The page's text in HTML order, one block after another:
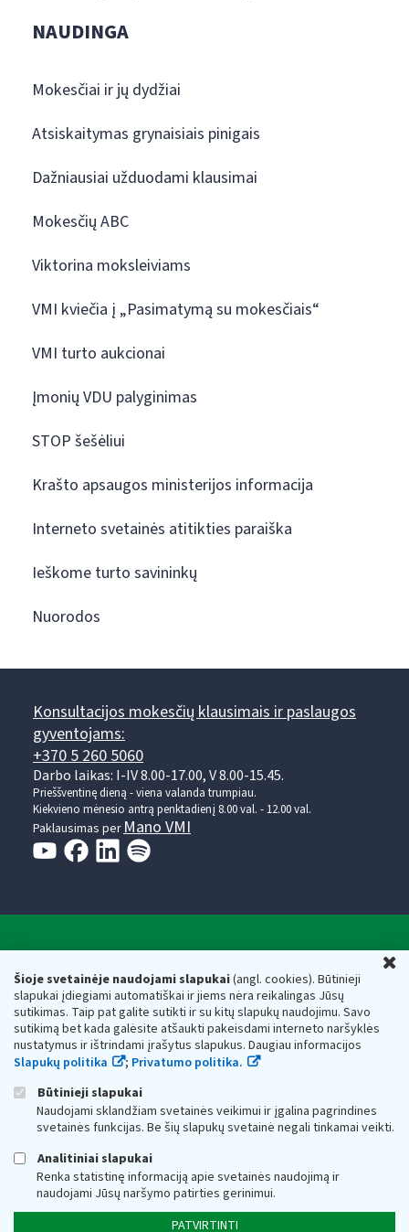
Šioje svetainėje naudojami slapukai(angl. cookies). Būtinieji
slapukai įdiegiami automatiškai ir jiems nėra reikalingas Jūsų
sutikimas. Taip pat galite sutikti ir su kitų slapukų naudojimu. Savo
sutikimą bet kada galėsite atšaukti pakeisdami interneto naršyklės
nustatymus ir ištrindami įrašytus slapukus. Daugiau informacijos
Slapukų politika
; Privatumo politika.
Būtinieji slapukai
Naudojami sklandžiam svetainės veikimui ir įgalina pagrindines
svetainės funkcijas. Be šių slapukų svetainė negali tinkamai veikti.
Analitiniai slapukai
Renka statistinę informaciją apie svetainės naudojimą ir
naudojami Jūsų naršymo patirties gerinimui.
PATVIRTINTI
NAUDINGA
Mokesčiai ir jų dydžiai
Atsiskaitymas grynaisiais pinigais
Dažniausiai užduodami klausimai
Mokesčių ABC
Viktorina moksleiviams
VMI kviečia į „Pasimatymą su mokesčiais“
VMI turto aukcionai
Įmonių VDU palyginimas
STOP šešėliui
Krašto apsaugos ministerijos informacija
Interneto svetainės atitikties paraiška
Ieškome turto savininkų
Nuorodos
Konsultacijos mokesčių klausimais ir paslaugos
gyventojams:
+370 5 260 5060
Darbo laikas: I-IV 8.00-17.00, V 8.00-15.45.
Prieššventinę dieną - viena valanda trumpiau.
Kiekvieno mėnesio antrą penktadienį 8.00 val. - 12.00 val.
Paklausimas per Mano VMI
Respublikos finansų ministerijos
Biudžetinė įstaiga. Juridinio asmens kodas — 188659752,
adresas: Vasario 16-osios g. 14, 01107 Vilnius, Lietuva, el.paštas:
vmi@vmi.lt, E. pristatymo dėžutės adresas 188659752
Duomenys apie Valstybinę mokesčių inspekciją prie Lietuvos
Respublikos finansų ministerijos kaupiami ir saugomi Juridinių